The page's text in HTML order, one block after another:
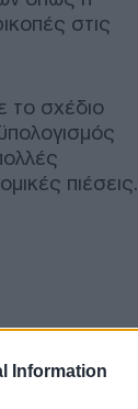
Information
στις
το σχέδιο
πιέσεις.